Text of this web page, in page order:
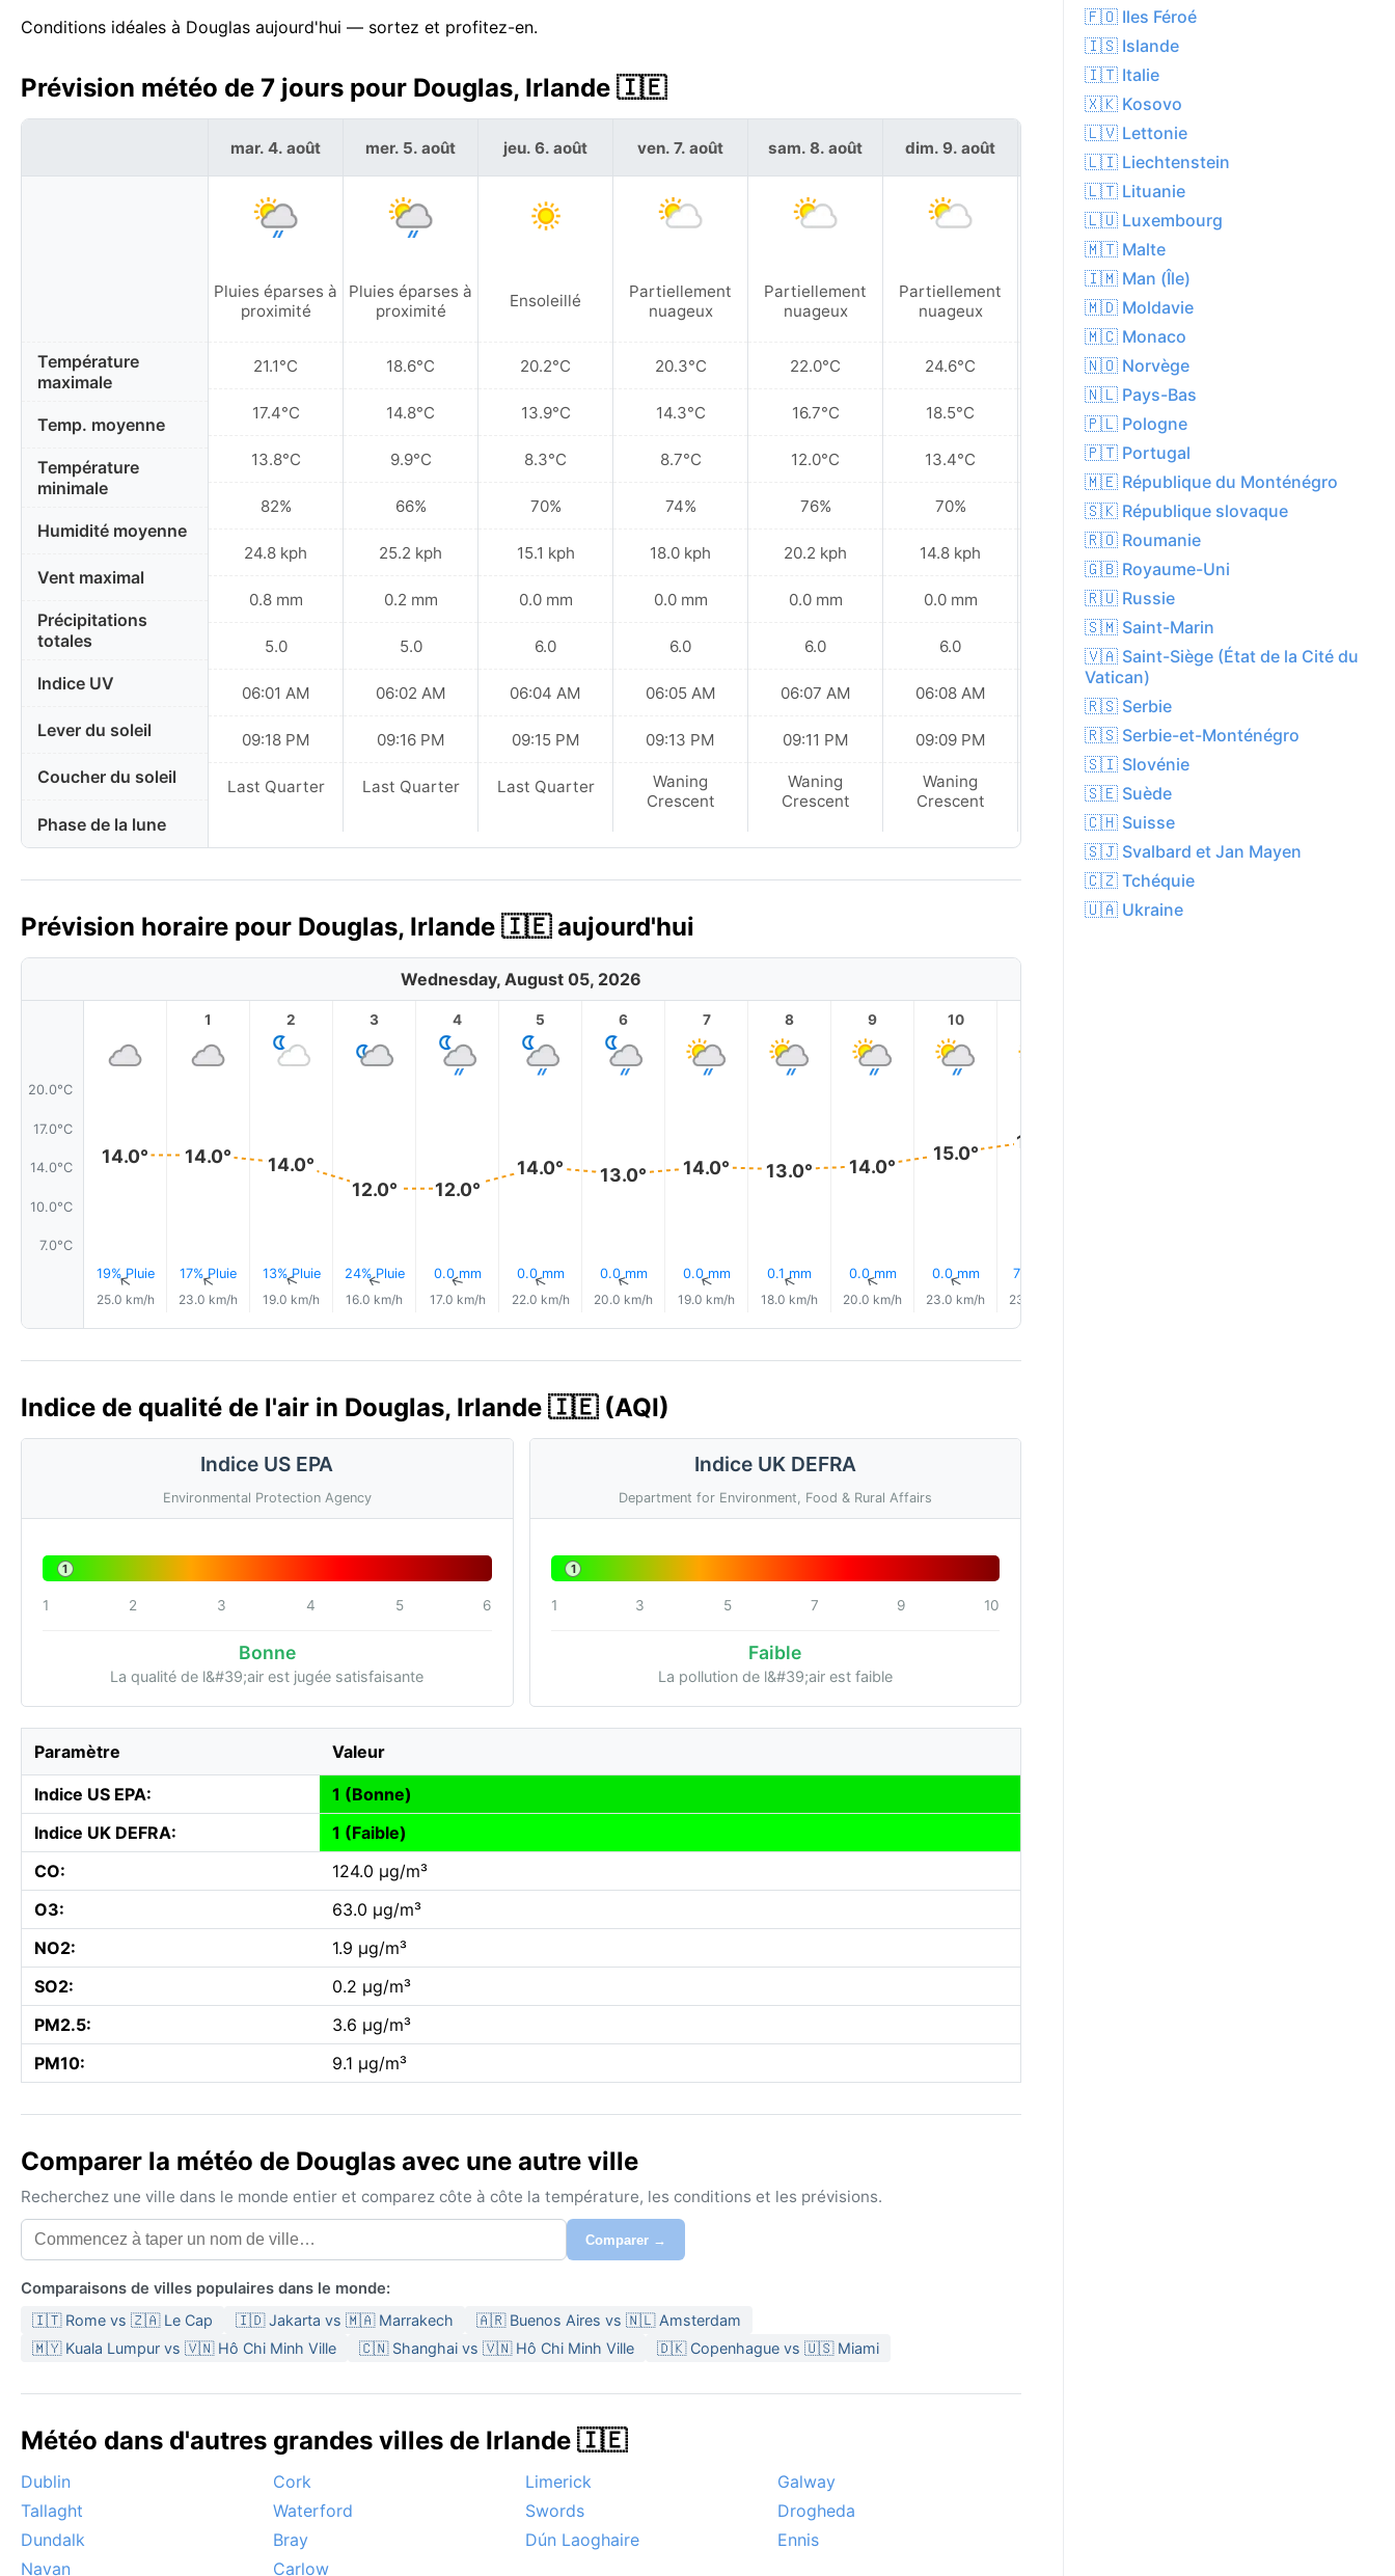
Conditions idéales à Douglas aujourd'hui — sortez et profitez-en.
Prévision météo de 7 jours pour Douglas, Irlande 🇮🇪
Température
maximale
Temp. moyenne
Température
minimale
Humidité moyenne
Vent maximal
Précipitations
totales
Indice UV
Lever du soleil
Coucher du soleil
Phase de la lune
mar. 4. août
Pluies éparses à
proximité
21.1°C
17.4°C
13.8°C
82%
24.8 kph
0.8 mm
5.0
06:01 AM
09:18 PM
Last Quarter
mer. 5. août
Pluies éparses à
proximité
18.6°C
14.8°C
9.9°C
66%
25.2 kph
0.2 mm
5.0
06:02 AM
09:16 PM
Last Quarter
jeu. 6. août
Ensoleillé
20.2°C
13.9°C
8.3°C
70%
15.1 kph
0.0 mm
6.0
06:04 AM
09:15 PM
Last Quarter
ven. 7. août
Partiellement
nuageux
20.3°C
14.3°C
8.7°C
74%
18.0 kph
0.0 mm
6.0
06:05 AM
09:13 PM
Waning
Crescent
sam. 8. août
Partiellement
nuageux
22.0°C
16.7°C
12.0°C
76%
20.2 kph
0.0 mm
6.0
06:07 AM
09:11 PM
Waning
Crescent
dim. 9. août
Partiellement
nuageux
24.6°C
18.5°C
13.4°C
70%
14.8 kph
0.0 mm
6.0
06:08 AM
09:09 PM
Waning
Crescent
lun. 10. août
Pluies éparses à
proximité
20.5°C
16.3°C
12.2°C
77%
10.4 kph
0.1 mm
5.0
09:07 PM
New Moon
Prévision horaire pour Douglas, Irlande 🇮🇪 aujourd'hui
Wednesday, August 05, 2026
20.0°C
17.0°C
14.0°C
10.0°C
7.0°C
14.0°
19% Pluie
↑
25.0 km/h
1
14.0°
17% Pluie
↑
23.0 km/h
2
14.0°
13% Pluie
↑
19.0 km/h
3
12.0°
24% Pluie
↑
16.0 km/h
4
12.0°
0.0 mm
↑
17.0 km/h
5
14.0°
0.0 mm
↑
22.0 km/h
6
13.0°
0.0 mm
↑
20.0 km/h
7
14.0°
0.0 mm
↑
19.0 km/h
8
13.0°
0.1 mm
↑
18.0 km/h
9
14.0°
0.0 mm
↑
20.0 km/h
10
15.0°
0.0 mm
↑
23.0 km/h
16.0°
7% Pluie
23.0 km/h
Indice de qualité de l'air in Douglas, Irlande 🇮🇪 (AQI)
Indice US EPA
Environmental Protection Agency
1
1 2 3 4 5 6
Bonne
La qualité de l&#39;air est jugée satisfaisante
Indice UK DEFRA
Department for Environment, Food & Rural Affairs
1
1 3 5 7 9 10
Faible
La pollution de l&#39;air est faible
Paramètre Valeur
Indice US EPA:
1 (Bonne)
Indice UK DEFRA:
1 (Faible)
CO:
124.0 µg/m³
O3:
63.0 µg/m³
NO2:
1.9 µg/m³
SO2:
0.2 µg/m³
PM2.5:
3.6 µg/m³
PM10:
9.1 µg/m³
Comparer la météo de Douglas avec une autre ville
Recherchez une ville dans le monde entier et comparez côte à côte la température, les conditions et les prévisions.
Comparer →
Comparaisons de villes populaires dans le monde:
🇮🇹 Rome vs 🇿🇦 Le Cap 🇮🇩 Jakarta vs 🇲🇦 Marrakech
🇦🇷 Buenos Aires vs 🇳🇱 Amsterdam
🇲🇾 Kuala Lumpur vs 🇻🇳 Hô Chi Minh Ville
🇨🇳 Shanghai vs 🇻🇳 Hô Chi Minh Ville 🇩🇰 Copenhague vs 🇺🇸 Miami
Météo dans d'autres grandes villes de Irlande 🇮🇪
Dublin Cork Limerick
Galway
Tallaght
Waterford Swords
Drogheda
Dundalk
Bray Dún Laoghaire
Ennis
Navan
Carlow
🇫🇴 Iles Féroé
🇮🇸 Islande
🇮🇹 Italie
🇽🇰 Kosovo
🇱🇻 Lettonie
🇱🇮 Liechtenstein
🇱🇹 Lituanie
🇱🇺 Luxembourg
🇲🇹 Malte
🇮🇲 Man (Île)
🇲🇩 Moldavie
🇲🇨 Monaco
🇳🇴 Norvège
🇳🇱 Pays-Bas
🇵🇱 Pologne
🇵🇹 Portugal
🇲🇪 République du Monténégro
🇸🇰 République slovaque
🇷🇴 Roumanie
🇬🇧 Royaume-Uni
🇷🇺 Russie
🇸🇲 Saint-Marin
🇻🇦 Saint-Siège (État de la Cité du
Vatican)
🇷🇸 Serbie
🇷🇸 Serbie-et-Monténégro
🇸🇮 Slovénie
🇸🇪 Suède
🇨🇭 Suisse
🇸🇯 Svalbard et Jan Mayen
🇨🇿 Tchéquie
🇺🇦 Ukraine